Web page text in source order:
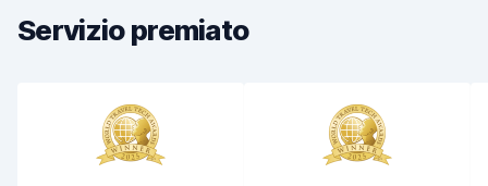
Servizio premiato